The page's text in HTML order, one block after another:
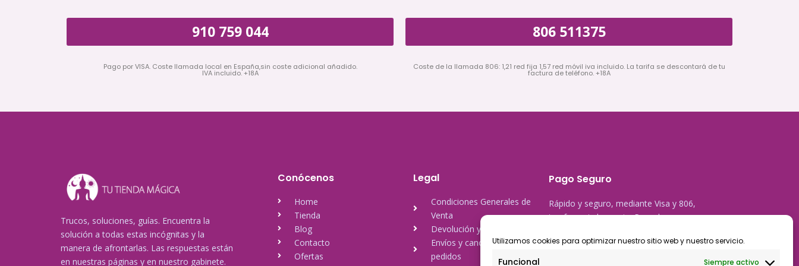
Utilizamos cookies para optimizar nuestro sitio web y nuestro servicio.
Funcional Siempre activo
910 759 044
Pago por VISA. Coste llamada local en España,sin coste adicional añadido.
IVA incluido. +18A
806 511375
Coste de la llamada 806: 1,21 red fija 1,57 red móvil iva incluido. La tarifa se descontará de tu
factura de teléfono. +18A
Trucos, soluciones, guías. Encuentra la
solución a todas estas incógnitas y la
manera de afrontarlas. Las respuestas están
en nuestras páginas y en nuestro gabinete.
Conócenos
Home
Tienda
Blog
Contacto
Ofertas
Legal
Condiciones Generales de
Venta
Devolución y reembolso
Envíos y cancelación de
pedidos
Pago Seguro
Rápido y seguro, mediante Visa y 806,
trasferencia bancaria, Paypal